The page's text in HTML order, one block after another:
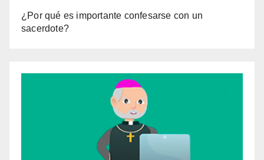
¿Por qué es importante confesarse con un
sacerdote?